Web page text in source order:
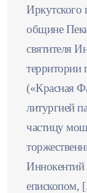
Иркутского
общине
святителя
территории
(«Красная
литургией
частицу
епископом,